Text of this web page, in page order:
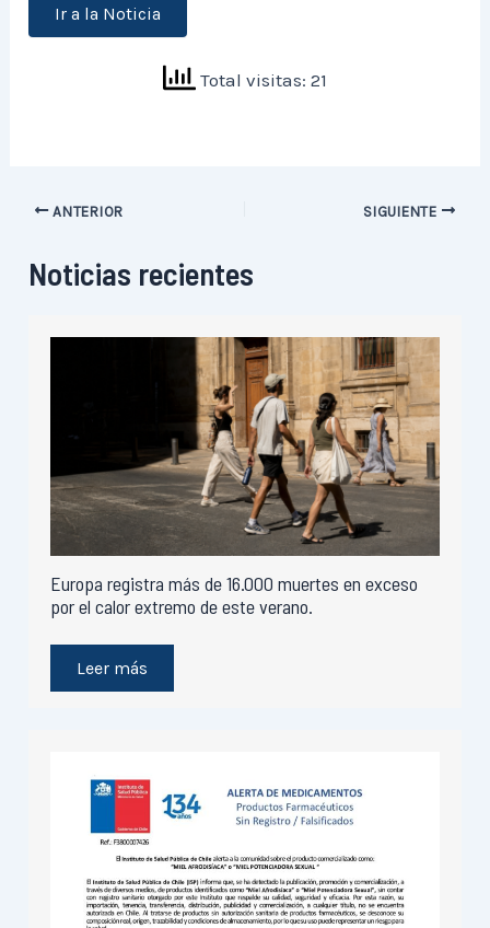
Ir a la Noticia
Total visitas: 21
ANTERIOR SIGUIENTE
Noticias recientes
Europa registra más de 16.000 muertes en exceso
por el calor extremo de este verano.
Leer más